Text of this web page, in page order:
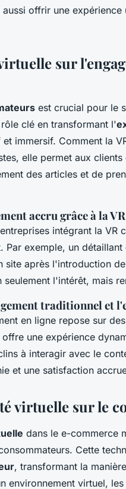
offrir une
sur
est crucial pour le
clé en transformant l'
immersif. Comment la
elle permet aux
des articles et de
accru grâce à la VR
intégrant la VR
exemple, un
site après l'introduction
seulement l'intérêt, mais
traditionnel et
en ligne repose sur
une expérience
à interagir avec le
et une satisfaction
virtuelle sur le
dans le e-commerce
Cette
, transformant la
environnement virtuel,